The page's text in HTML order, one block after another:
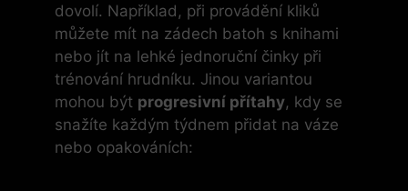
dovolí. Například, při provádění kliků
můžete mít na zádech batoh s knihami
nebo jít na lehké jednoruční činky při
trénování hrudníku. Jinou variantou
mohou být progresivní přítahy, kdy se
snažíte každým týdnem přidat na váze
nebo opakováních: